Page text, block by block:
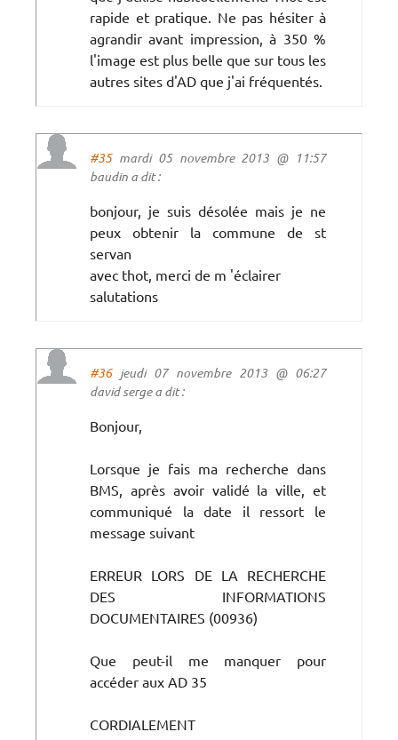
rapide et pratique. Ne pas hésiter à
agrandir avant impression, à 350 %
l'image est plus belle que sur tous les
autres sites d'AD que j'ai fréquentés.
#35mardi 05 novembre 2013 @ 11:57
baudin a dit :
bonjour, je suis désolée mais je ne
peux obtenir la commune de st
servan
avec thot, merci de m 'éclairer
salutations
#36jeudi 07 novembre 2013 @ 06:27
david serge a dit :
Bonjour,
Lorsque je fais ma recherche dans
BMS, après avoir validé la ville, et
communiqué la date il ressort le
message suivant
ERREUR LORS DE LA RECHERCHE
DES INFORMATIONS
DOCUMENTAIRES (00936)
Que peut-il me manquer pour
accéder aux AD 35
CORDIALEMENT